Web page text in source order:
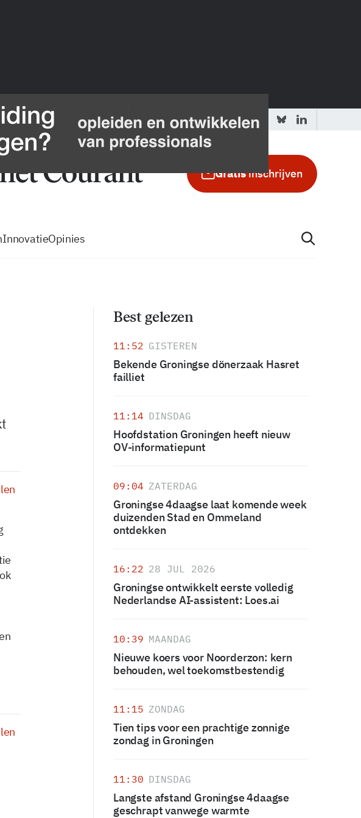
Tip de redactie Adverteren in de GIC
Gratisinschrijven
InnovatieOpinies
Best gelezen
11:52 GISTEREN
Bekende Groningse dönerzaak Hasret
failliet
11:14 DINSDAG
Hoofdstation Groningen heeft nieuw
OV-informatiepunt
09:04 ZATERDAG
Groningse 4daagse laat komende week
duizenden Stad en Ommeland
ontdekken
16:22 28 JUL 2026
Groningse ontwikkelt eerste volledig
Nederlandse AI-assistent: Loes.ai
10:39 MAANDAG
Nieuwe koers voor Noorderzon: kern
behouden, wel toekomstbestendig
11:15 ZONDAG
Tien tips voor een prachtige zonnige
zondag in Groningen
11:30 DINSDAG
Langste afstand Groningse 4daagse
geschrapt vanwege warmte